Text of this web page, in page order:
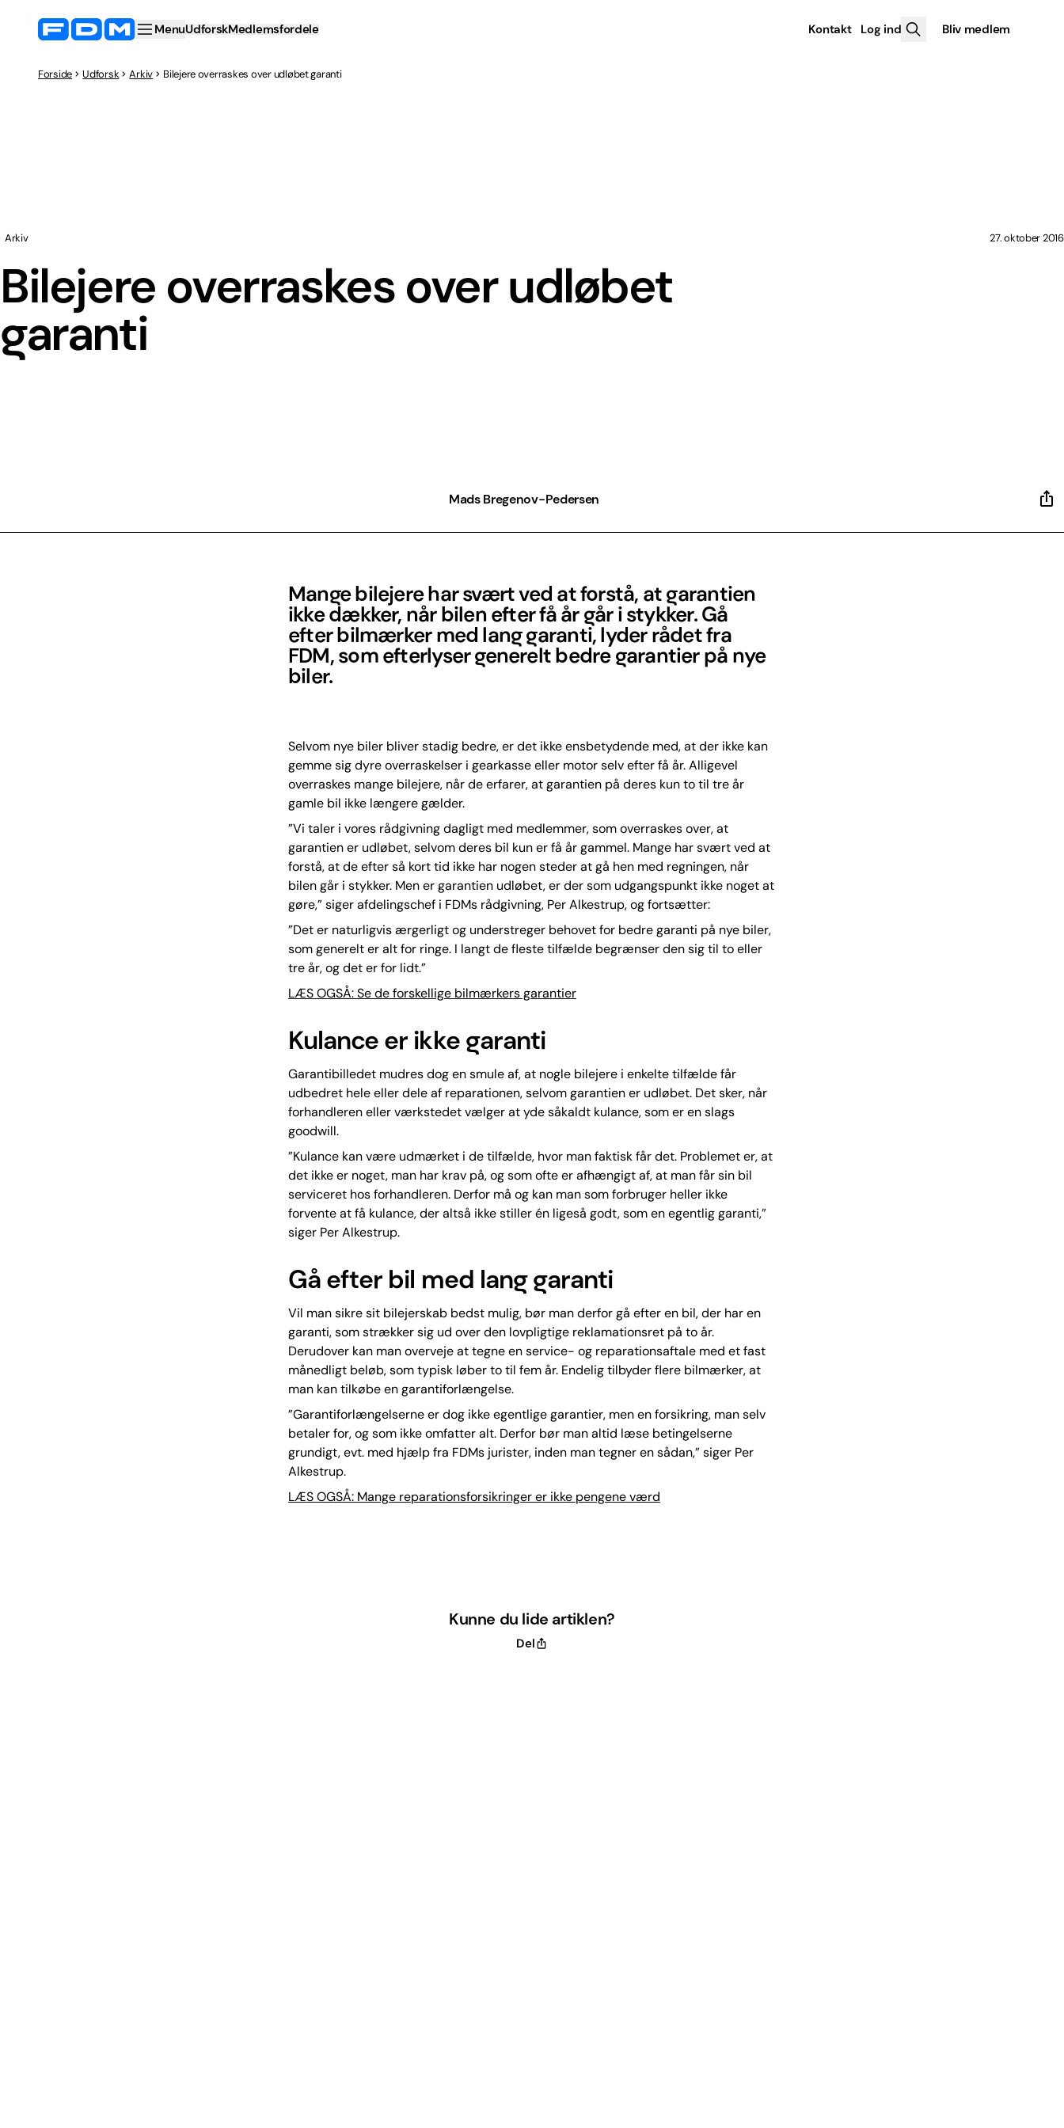
MenuUdforskMedlemsfordele Kontakt Log ind Bliv medlem
Forside Udforsk Arkiv Bilejere overraskes over udløbet garanti
Bilejere overraskes over udløbet
garanti
Arkiv 27. oktober 2016
Mads Bregenov-Pedersen
Mange bilejere har svært ved at forstå, at garantien
ikke dækker, når bilen efter få år går i stykker. Gå
efter bilmærker med lang garanti, lyder rådet fra
FDM, som efterlyser generelt bedre garantier på nye
biler.
Selvom nye biler bliver stadig bedre, er det ikke ensbetydende med, at der ikke kan
gemme sig dyre overraskelser i gearkasse eller motor selv efter få år. Alligevel
overraskes mange bilejere, når de erfarer, at garantien på deres kun to til tre år
gamle bil ikke længere gælder.
”Vi taler i vores rådgivning dagligt med medlemmer, som overraskes over, at
garantien er udløbet, selvom deres bil kun er få år gammel. Mange har svært ved at
forstå, at de efter så kort tid ikke har nogen steder at gå hen med regningen, når
bilen går i stykker. Men er garantien udløbet, er der som udgangspunkt ikke noget at
gøre,” siger afdelingschef i FDMs rådgivning, Per Alkestrup, og fortsætter:
”Det er naturligvis ærgerligt og understreger behovet for bedre garanti på nye biler,
som generelt er alt for ringe. I langt de fleste tilfælde begrænser den sig til to eller
tre år, og det er for lidt.”
LÆS OGSÅ: Se de forskellige bilmærkers garantier
Kulance er ikke garanti
Garantibilledet mudres dog en smule af, at nogle bilejere i enkelte tilfælde får
udbedret hele eller dele af reparationen, selvom garantien er udløbet. Det sker, når
forhandleren eller værkstedet vælger at yde såkaldt kulance, som er en slags
goodwill.
”Kulance kan være udmærket i de tilfælde, hvor man faktisk får det. Problemet er, at
det ikke er noget, man har krav på, og som ofte er afhængigt af, at man får sin bil
serviceret hos forhandleren. Derfor må og kan man som forbruger heller ikke
forvente at få kulance, der altså ikke stiller én ligeså godt, som en egentlig garanti,”
siger Per Alkestrup.
Gå efter bil med lang garanti
Vil man sikre sit bilejerskab bedst mulig, bør man derfor gå efter en bil, der har en
garanti, som strækker sig ud over den lovpligtige reklamationsret på to år.
Derudover kan man overveje at tegne en service- og reparationsaftale med et fast
månedligt beløb, som typisk løber to til fem år. Endelig tilbyder flere bilmærker, at
man kan tilkøbe en garantiforlængelse.
”Garantiforlængelserne er dog ikke egentlige garantier, men en forsikring, man selv
betaler for, og som ikke omfatter alt. Derfor bør man altid læse betingelserne
grundigt, evt. med hjælp fra FDMs jurister, inden man tegner en sådan,” siger Per
Alkestrup.
LÆS OGSÅ: Mange reparationsforsikringer er ikke pengene værd
Kunne du lide artiklen?
Del